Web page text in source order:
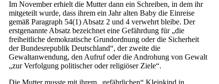
Im November erhielt die Mutter dann ein Schreiben, in dem ihr
mitgeteilt wurde, dass ihrem ein Jahr alten Baby die Einreise
gemäß Paragraph 54(1) Absatz 2 und 4 verwehrt bleibe. Der
erstgenannte Absatz bezeichnet eine Gefährdung für „die
freiheitliche demokratische Grundordnung oder die Sicherheit
der Bundesrepublik Deutschland“, der zweite die
Gewaltanwendung, den Aufruf oder die Androhung von Gewalt
„zur Verfolgung politischer oder religiöser Ziele“.